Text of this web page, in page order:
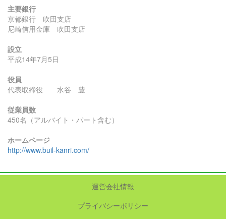
主要銀行
京都銀行 吹田支店
尼崎信用金庫 吹田支店
設立
平成14年7月5日
役員
代表取締役 水谷 豊
従業員数
450名（アルバイト・パート含む）
ホームページ
http://www.buil-kanri.com/
運営会社情報
プライバシーポリシー